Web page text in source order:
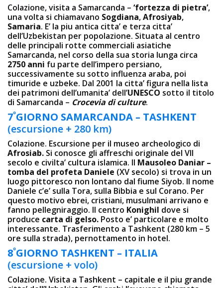
Colazione, visita a Samarcanda – ‘fortezza di pietra’,
una volta si chiamavano Sogdiana,Afrosiyab,
Samaria. E’ la piu antica citta’ e terza citta’
dell’Uzbekistan per popolazione. Situata al centro
delle principali rotte commerciali asiatiche
Samarcanda, nel corso della sua storia lunga circa
2750 anni fu parte dell’impero persiano,
successivamente su sotto influenza araba, poi
timuride e uzbeke. Dal 2001 la citta’ figura nella lista
dei patrimoni dell’umanita’ dell’UNESCO sotto il titolo
di Samarcanda – Crocevia di culture.
7ºGIORNO SAMARCANDA – TASHKENT
(escursione + 280 km)
Colazione. Escursione per il museo archeologico di
Afrosiab. Si conosce gli affreschi originale del VII
secolo e civilta’ cultura islamica. Il Mausoleo Daniar –
tomba del profeta Daniele (XV secolo) si trova in un
luogo pittoresco non lontano dal fiume Siyob. Il nome
Daniele c’e’ sulla Tora, sulla Bibbia e sul Corano. Per
questo motivo ebrei, cristiani, musulmani arrivano e
fanno pellegniraggio. Il centro Konighil dove si
produce carta di gelso. Posto e’ particolare e molto
interessante. Trasferimento a Tashkent (280 km – 5
ore sulla strada), pernottamento in hotel.
8ºGIORNO TASHKENT – ITALIA
(escursione + volo)
Colazione. Visita a Tashkent – capitale e il piu grande